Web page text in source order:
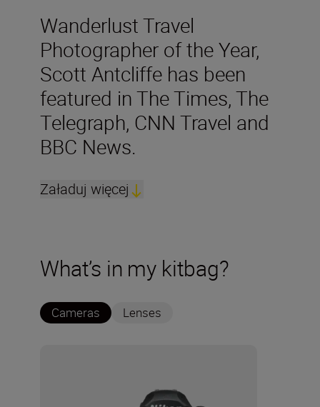
Wanderlust Travel
Photographer of the Year,
Scott Antcliffe has been
featured in The Times, The
Telegraph, CNN Travel and
BBC News.
Załaduj więcej
What’s in my kitbag?
Cameras Lenses